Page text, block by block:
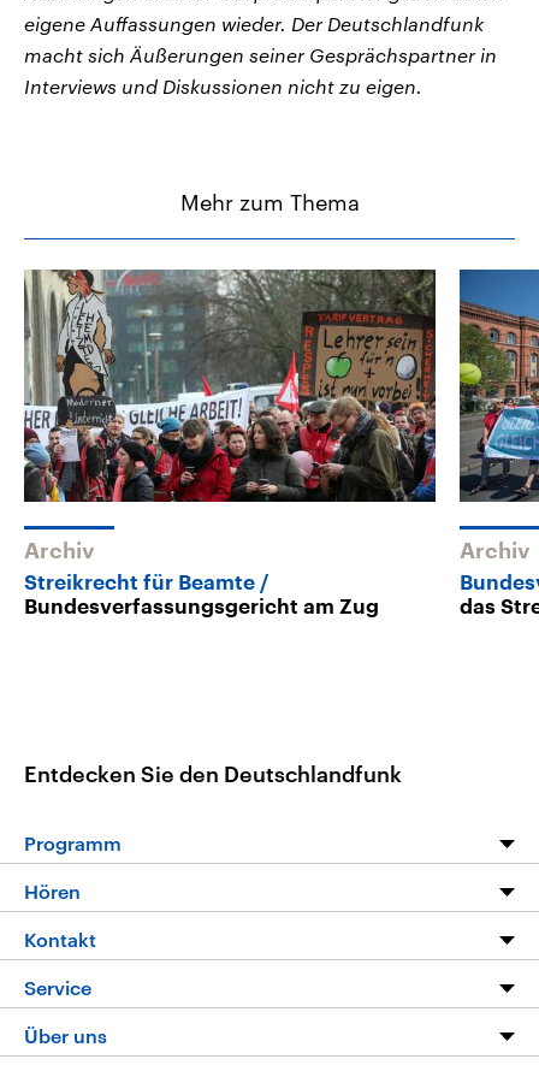
eigene Auffassungen wieder. Der Deutschlandfunk
macht sich Äußerungen seiner Gesprächspartner in
Interviews und Diskussionen nicht zu eigen.
Mehr zum Thema
Archiv
Streikrecht für Beamte
Bundesverfassungsgericht am Zug
Archiv
das
Entdecken Sie den Deutschlandfunk
Programm
Programm
Die Nachrichten
Nachrichtenleicht
Neue Beiträge auf dlf.de
Hören
Livestream
Podcasts
Deutschlandfunk App
Kontakt
Hörerservice
Service
FAQ
Über uns